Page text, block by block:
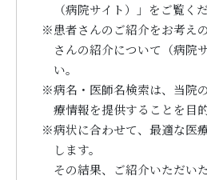
（病院サイト）」をご覧く
※患者さんのご紹介をお考え
さんの紹介について（病院
い。
※病名・医師名検索は、当院
療情報を提供することを目
※病状に合わせて、最適な医
します。
その結果、ご紹介いただい